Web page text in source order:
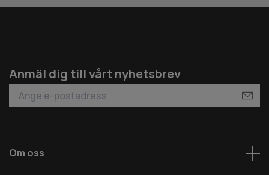
Anmäl dig till vårt nyhetsbrev
Om oss